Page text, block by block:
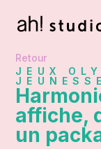
Retour
JEUX
affiche,
un